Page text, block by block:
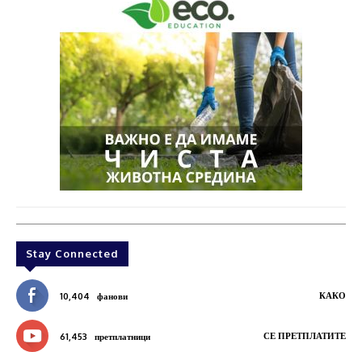
Stay Connected
10,404 фанови КАКО
61,453 претплатници СЕ ПРЕТПЛАТИТЕ